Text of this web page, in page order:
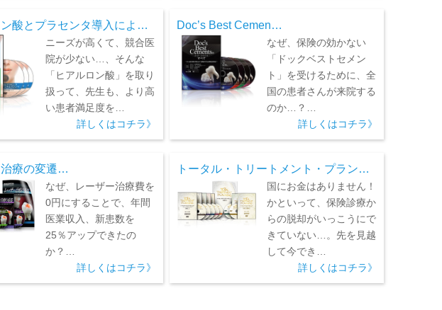
ン酸とプラセンタ導入によ…
ニーズが高くて、競合医
院が少ない…、そんな
「ヒアルロン酸」を取り
扱って、先生も、より高
い患者満足度を…
詳しくはコチラ》
Doc’s Best Cemen…
なぜ、保険の効かない
「ドックベストセメン
ト」を受けるために、全
国の患者さんが来院する
のか…？…
詳しくはコチラ》
治療の変遷…
なぜ、レーザー治療費を
0円にすることで、年間
医業収入、新患数を
25％アップできたの
か？…
詳しくはコチラ》
トータル・トリートメント・プラン…
国にお金はありません！
かといって、保険診療か
らの脱却がいっこうにで
きていない…。先を見越
して今でき…
詳しくはコチラ》